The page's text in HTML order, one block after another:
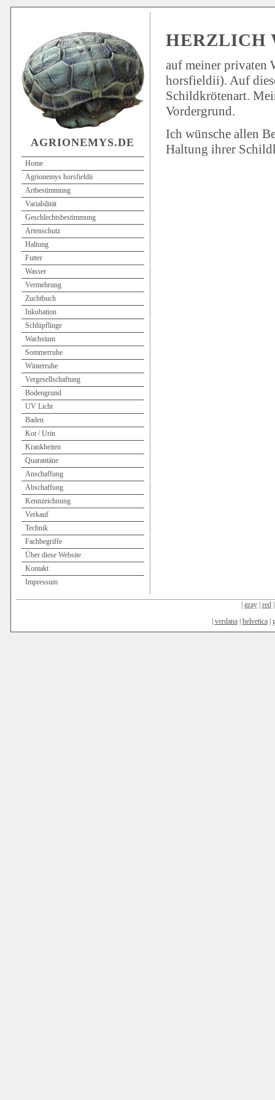
AGRIONEMYS.DE
Home
Agrionemys horsfieldii
Artbestimmung
Variabilität
Geschlechtsbestimmung
Artenschutz
Haltung
Futter
Wasser
Vermehrung
Zuchtbuch
Inkubation
Schlüpflinge
Wachstum
Sommerruhe
Winterruhe
Vergesellschaftung
Bodengrund
UV Licht
Baden
Kot / Urin
Krankheiten
Quarantäne
Anschaffung
Abschaffung
Kennzeichnung
Verkauf
Technik
Fachbegriffe
Über diese Website
Kontakt
Impressum
HERZLICH
auf meiner privaten
horsfieldii). Auf
Schildkrötenart.
Vordergrund.
Ich wünsche allen
Haltung ihrer
gray| red
verdana| helvetica|